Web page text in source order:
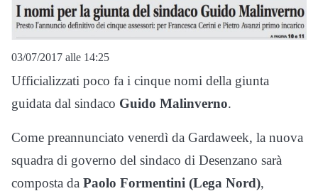
03/07/2017 alle 14:25
Ufficializzati poco fa i cinque nomi della giunta
guidata dal sindaco Guido Malinverno.
Come preannunciato venerdì da Gardaweek, la nuova
squadra di governo del sindaco di Desenzano sarà
composta da Paolo Formentini (Lega Nord),